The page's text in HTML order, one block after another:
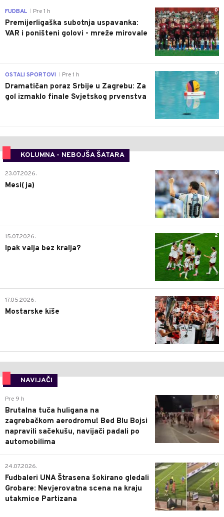
0
FUDBAL Pre 1 h
Premijerligaška subotnja uspavanka:
VAR i poništeni golovi - mreže mirovale
0
OSTALI SPORTOVI Pre 1 h
Dramatičan poraz Srbije u Zagrebu: Za
gol izmaklo finale Svjetskog prvenstva
KOLUMNA - NEBOJŠA ŠATARA
0
23.07.2026.
Mesi(ja)
2
15.07.2026.
Ipak valja bez kralja?
0
17.05.2026.
Mostarske kiše
NAVIJAČI
0
Pre 9 h
Brutalna tuča huligana na
zagrebačkom aerodromu! Bed Blu Bojsi
napravili sačekušu, navijači padali po
automobilima
0
24.07.2026.
Fudbaleri UNA Štrasena šokirano gledali
Grobare: Nevjerovatna scena na kraju
utakmice Partizana